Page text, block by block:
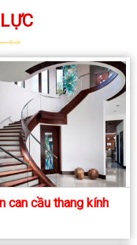
can cầu thang kính